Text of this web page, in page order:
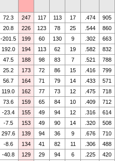
72.3 247 117 113 17 .474 905
20.8 226 123 78 25 .544 860
-201.5 199 60 130 9 .302 663
192.0 194 113 62 19 .582 832
47.5 188 98 83 7 .521 788
25.2 173 72 86 15 .416 799
56.7 164 71 79 14 .433 571
119.0 162 77 73 12 .475 718
73.6 159 65 84 10 .409 712
-23.4 155 49 94 12 .316 614
-7.5 153 49 90 14 .320 508
297.6 139 94 36 9 .676 710
-8.6 134 41 82 11 .306 488
-40.8 129 29 94 6 .225 420